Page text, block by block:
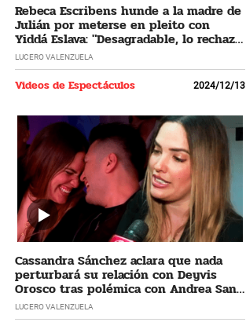
Rebeca Escribens hunde a la madre de
Julián por meterse en pleito con
Yiddá Eslava: "Desagradable, lo rechazo
profundamente"
LUCERO VALENZUELA
Videos de Espectáculos 2024/12/13
Cassandra Sánchez aclara que nada
perturbará su relación con Deyvis
Orosco tras polémica con Andrea San
Martín
LUCERO VALENZUELA